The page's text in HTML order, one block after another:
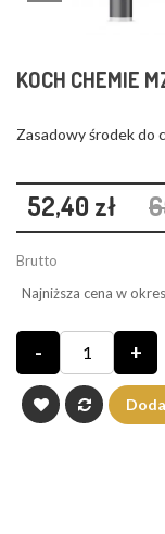
KOCH CHEMIE
Zasadowy środek do
52,40 zł
Brutto
Najniższa cena w
- +